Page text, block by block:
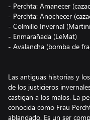
- Perchta: Amanecer
- Perchta: Anochecer
- Colmillo Invernal
- Enmarañada (LeMat)
- Avalancha (bomba de
Las antiguas historias y
de los justicieros
castigan a los malos. La
conocida como Frau
ablandado. Es un ser